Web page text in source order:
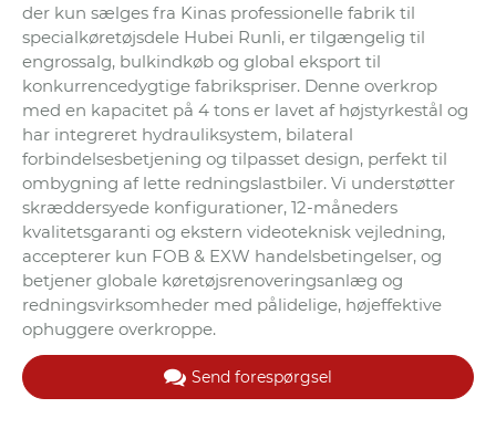
der kun sælges fra Kinas professionelle fabrik til
specialkøretøjsdele Hubei Runli, er tilgængelig til
engrossalg, bulkindkøb og global eksport til
konkurrencedygtige fabrikspriser. Denne overkrop
med en kapacitet på 4 tons er lavet af højstyrkestål og
har integreret hydrauliksystem, bilateral
forbindelsesbetjening og tilpasset design, perfekt til
ombygning af lette redningslastbiler. Vi understøtter
skræddersyede konfigurationer, 12-måneders
kvalitetsgaranti og ekstern videoteknisk vejledning,
accepterer kun FOB & EXW handelsbetingelser, og
betjener globale køretøjsrenoveringsanlæg og
redningsvirksomheder med pålidelige, højeffektive
ophuggere overkroppe.
Send forespørgsel